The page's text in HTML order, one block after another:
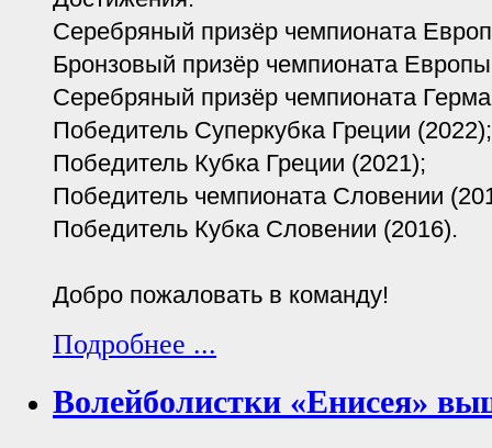
Серебряный призёр чемпионата
Бронзовый призёр чемпионата
Серебряный призёр чемпионата
Победитель Суперкубка Греции (2022);
Победитель Кубка Греции (2021);
Победитель чемпионата Словении
Победитель Кубка Словении (2016).
Добро пожаловать в команду!
Подробнее ...
Волейболистки «Енисея»